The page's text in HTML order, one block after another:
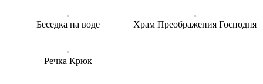
Беседка на воде Храм Преображения Господня
Речка Крюк